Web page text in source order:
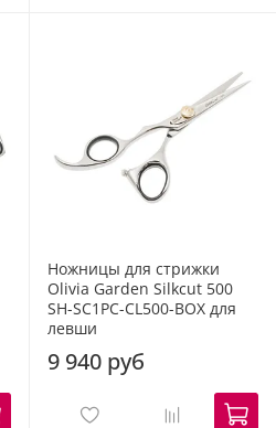
Ножницы для стрижки
Olivia Garden Silkcut 500
SH-SC1PC-CL500-BOX для
левши
9 940 руб